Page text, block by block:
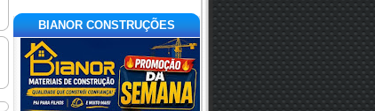
BIANOR CONSTRUÇÕES